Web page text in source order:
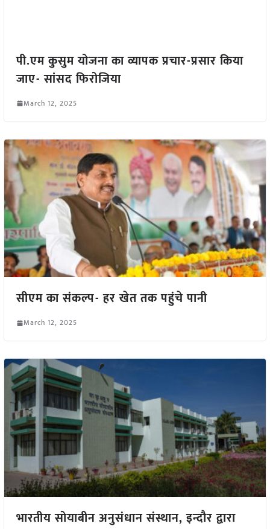
पी.एम कुसुम योजना का व्यापक प्रचार-प्रसार किया
जाए- सांसद फिरोजिया
March 12, 2025
सीएम का संकल्प- हर खेत तक पहुंचे पानी
March 12, 2025
भारतीय सोयाबीन अनुसंधान संस्थान, इन्दौर द्वारा